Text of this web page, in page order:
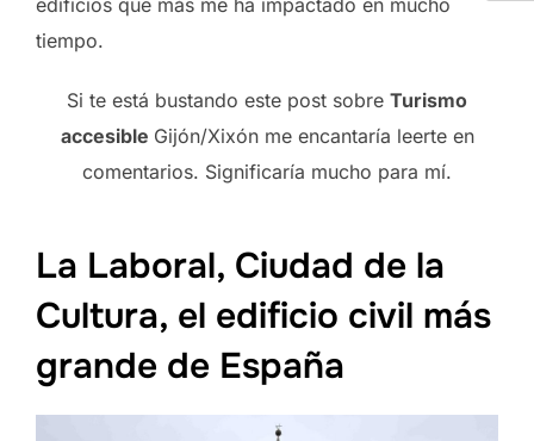
tiempo.
Si te está bustando este post sobre Turismo
accesible Gijón/Xixón me encantaría leerte en
comentarios. Significaría mucho para mí.
La Laboral, Ciudad de la
Cultura, el edificio civil más
grande de España